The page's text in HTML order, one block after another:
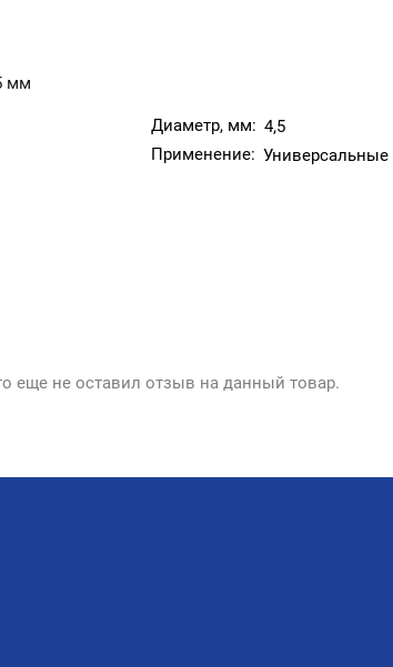
мм
Диаметр, мм: 4,5
Применение: Универсальные
еще не оставил отзыв на данный товар.